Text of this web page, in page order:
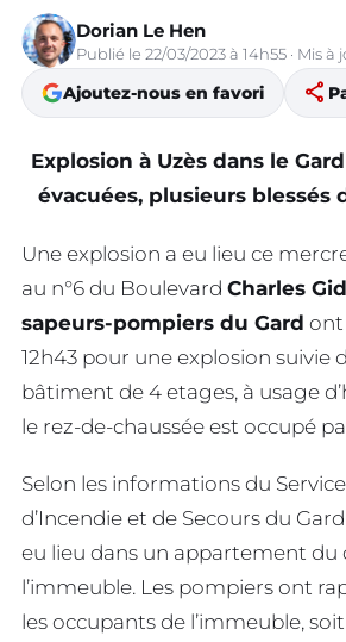
Dorian Le Hen
Publié le 22/03/2023 à 14h55 · Mis à
Ajoutez-nous en favori share
Explosion à Uzès dans le
évacuées, plusieurs blessés
Une explosion a eu lieu ce
au n°6 du Boulevard Charles
sapeurs-pompiers du Gard ont
12h43 pour une explosion suivie
bâtiment de 4 etages, à usage
le rez-de-chaussée est occupé
Selon les informations du
d’Incendie et de Secours du
eu lieu dans un appartement du
l’immeuble. Les pompiers ont
les occupants de l’immeuble, soit